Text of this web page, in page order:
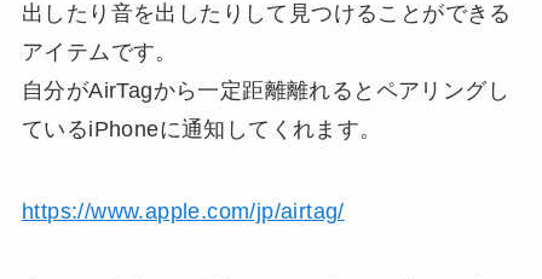
出したり音を出したりして見つけることができる
アイテムです。
自分がAirTagから一定距離離れるとペアリングし
ているiPhoneに通知してくれます。
https://www.apple.com/jp/airtag/